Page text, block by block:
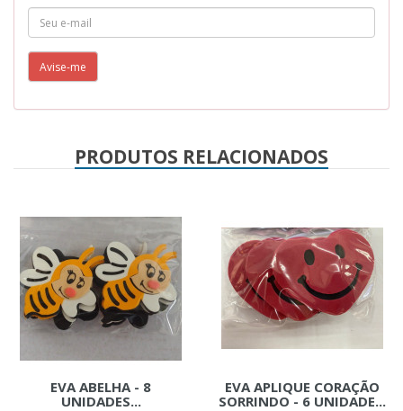
Avise-me
PRODUTOS RELACIONADOS
EVA ABELHA - 8
UNIDADES...
EVA APLIQUE CORAÇÃO
SORRINDO - 6 UNIDADE...